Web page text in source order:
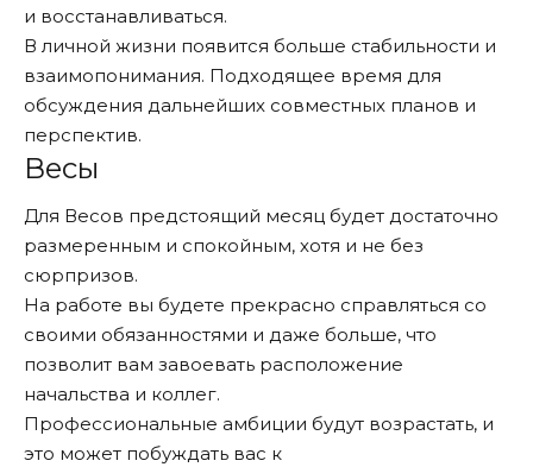
и восстанавливаться.
В личной жизни появится больше стабильности и
взаимопонимания. Подходящее время для
обсуждения дальнейших совместных планов и
перспектив.
Весы
Для Весов предстоящий месяц будет достаточно
размеренным и спокойным, хотя и не без
сюрпризов.
На работе вы будете прекрасно справляться со
своими обязанностями и даже больше, что
позволит вам завоевать расположение
начальства и коллег.
Профессиональные амбиции будут возрастать, и
это может побуждать вас к